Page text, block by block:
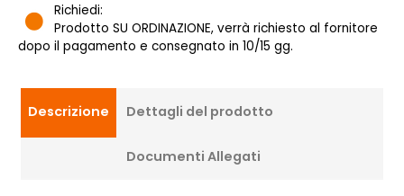
Richiedi:
Prodotto SU ORDINAZIONE, verrà richiesto al fornitore
dopo il pagamento e consegnato in 10/15 gg.
Descrizione Dettagli del prodotto
Documenti Allegati